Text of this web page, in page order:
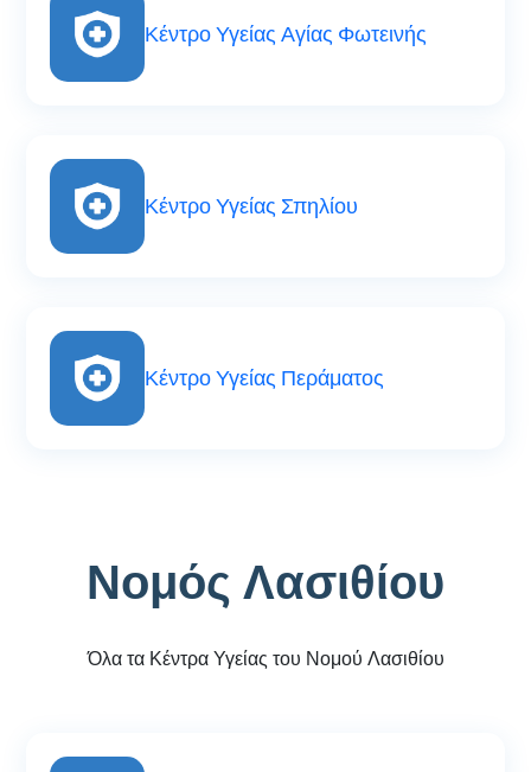
Κέντρο Υγείας Αγίας Φωτεινής
Κέντρο Υγείας Σπηλίου
Κέντρο Υγείας Περάματος
Νομός Λασιθίου
Όλα τα Κέντρα Υγείας του Νομού Λασιθίου